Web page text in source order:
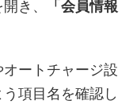
き、
「会員情報
ートチャージ設
項目名を確認し